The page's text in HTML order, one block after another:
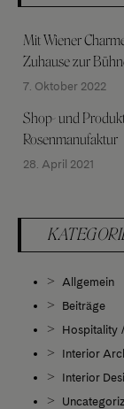
Mit Wiener
Zuhause zur
7. Oktober 2022
Shop- und
Rosenmanufaktur
28. April 2021
Allgemein
Beiträge
Hospitality
Interior
Interior